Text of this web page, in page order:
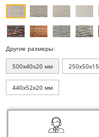
Другие размеры:
500x40x20 мм
440x52x20 мм